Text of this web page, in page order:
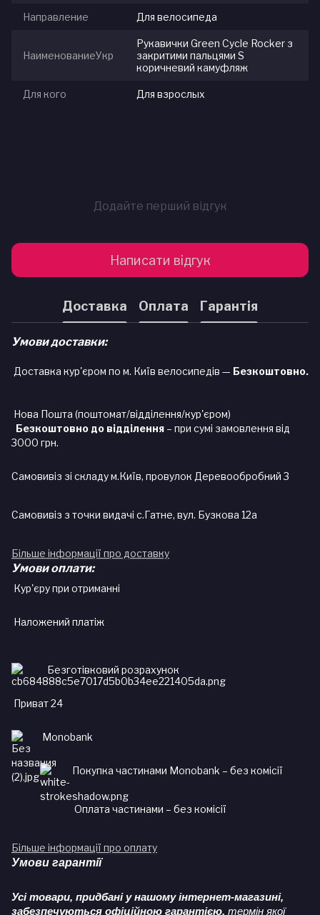
Направление Для велосипеда
НаименованиеУкр
Рукавички Green Cycle Rocker з
закритими пальцями S
коричневий камуфляж
Для кого Для взрослых
Додайте перший відгук
Написати відгук
Доставка Оплата Гарантія
Умови доставки:
Доставка кур'єром по м. Київ велосипедів — Безкоштовно.
Нова Пошта (поштомат/відділення/кур'єром)
Безкоштовно до відділення – при сумі замовлення від
3000 грн.
Самовивіз зі складу м.Київ, провулок Деревообробний 3
Самовивіз з точки видачі с.Гатне, вул. Бузкова 12а
Більше інформації про доставку
Умови оплати:
Кур'єру при отриманні
Наложений платіж
Безготівковий розрахунок
Приват 24
Monobank
Покупка частинами Monobank – без комісії
Оплата частинами – без комісії
Більше інформації про оплату
Умови гарантії
Усі товари, придбані у нашому інтернет-магазині,
забезпечуються офіційною гарантією, термін якої